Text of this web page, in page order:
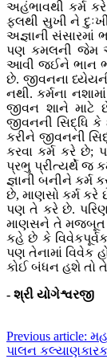
અહંભાવથી કર્મ
ફલથી સુખી ને
અજ્ઞાની સંસારમાં
પણ કમલની જેમ
આવી જઈને ભાન
છે. જીવનના
નથી. કર્મના
જીવન શાને માટે
જીવનની સિદ્ધિ કે
કરીને જીવનની
કરવા કર્મ કરે છે;
પ્રભુ પ્રીત્યર્થે જ
જ્ઞાની બનીને કર્મ
છે, માણસો કર્મ કરે
પણ તે કરે છે.
માણસને તે મજબૂત
કહે છે કે વિવેકપૂર્વક
પણ તેનામાં વિવેક
કોઈ બંધન હશે તો
- શ્રી યોગેશ્વરજી
Previous article:
પાલન કલ્યાણકારક